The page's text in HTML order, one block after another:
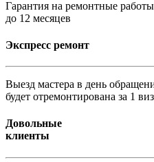
Гарантия на ремонтные работы
до 12 месяцев
Экспресс ремонт
Выезд мастера в день
будет отремонтирована за 1
Довольные
клиенты